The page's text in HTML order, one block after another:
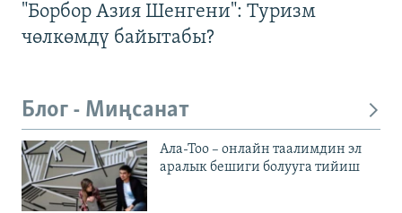
"Борбор Азия Шенгени": Туризм
чөлкөмдү байытабы?
Блог - Миңсанат
Ала-Тоо – онлайн таалимдин эл
аралык бешиги болууга тийиш